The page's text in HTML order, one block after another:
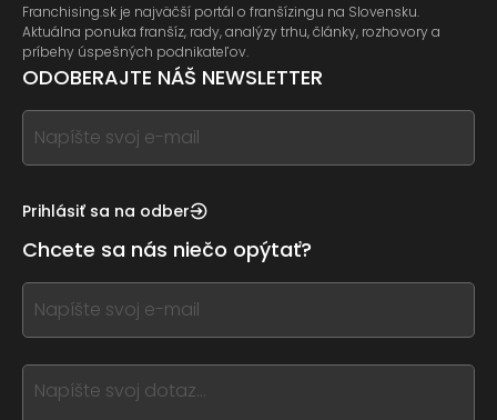
Franchising.sk je najväčší portál o franšízingu na Slovensku.
Aktuálna ponuka franšíz, rady, analýzy trhu, články, rozhovory a
príbehy úspešných podnikateľov.
ODOBERAJTE NÁŠ NEWSLETTER
If
you
this,
this
form
field
blank
Prihlásiť sa na odber
Chcete sa nás niečo opýtať?
If
you
this,
leave